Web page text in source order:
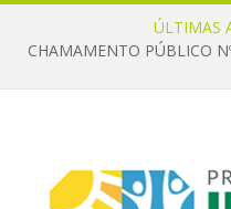
ÚLTIMAS